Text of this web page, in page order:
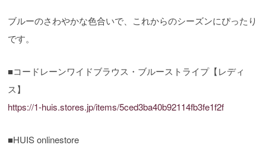
ブルーのさわやかな色合いで、これからのシーズンにぴったり
です。
■コードレーンワイドブラウス・ブルーストライプ【レディ
ス】
https://1-huis.stores.jp/items/5ced3ba40b92114fb3fe1f2f
■HUIS onlinestore